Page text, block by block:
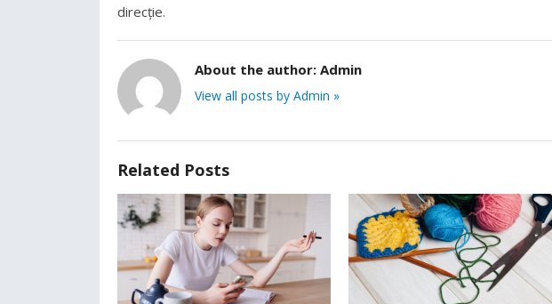
direcție.
About the author: Admin
View all posts by Admin »
Related Posts